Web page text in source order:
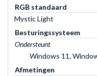
RGB standaard
Mystic Light
Besturingssysteem
Ondersteunt
Windows 11,
Afmetingen